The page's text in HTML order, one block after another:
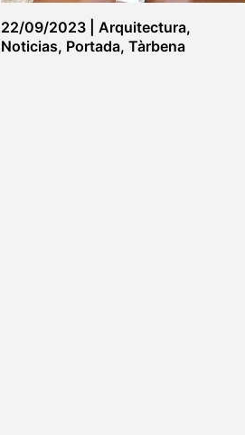
22/09/2023| Arquitectura,
Noticias, Portada, Tàrbena